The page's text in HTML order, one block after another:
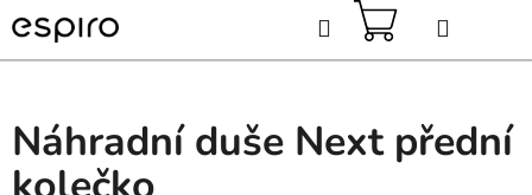
Přejít
na
obsah
Hledat
KOŠÍK
Náhradní duše Next přední